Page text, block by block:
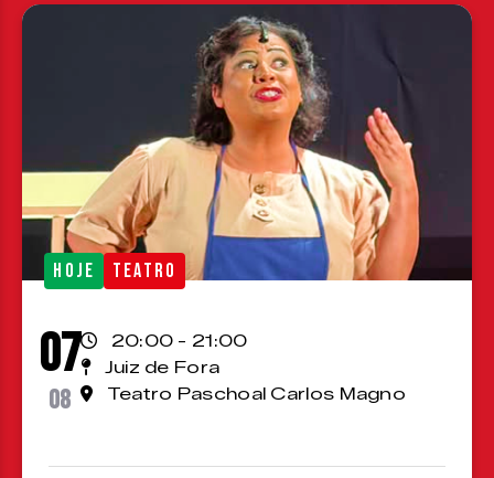
HOJE TEATRO
07
08
20:00 - 21:00
Juiz de Fora
Teatro Paschoal Carlos Magno